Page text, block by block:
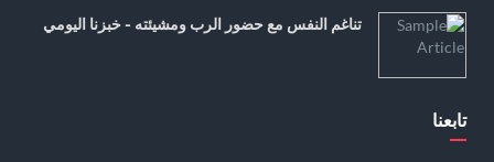
تناغم النفس مع حضور الرب ومشيئته - خبزنا اليومي
تابعنا